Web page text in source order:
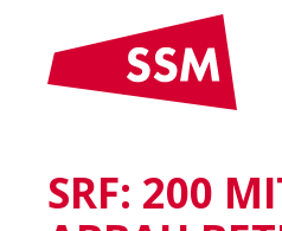
SRF: 200